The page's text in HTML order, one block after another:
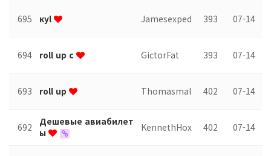
695 куl Jamesexped 393 07-14
694 roll up с GictorFat 393 07-14
693 roll up Thomasmal 402 07-14
692
Дешевые авиабилет
ы
KennethHox 402 07-14